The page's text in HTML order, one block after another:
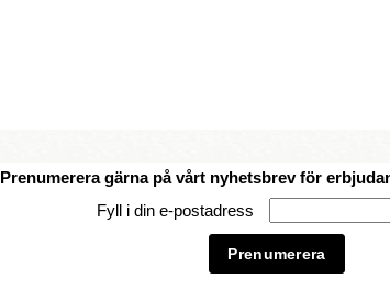
Prenumerera gärna på vårt nyhetsbrev för
Fyll i din e-postadress